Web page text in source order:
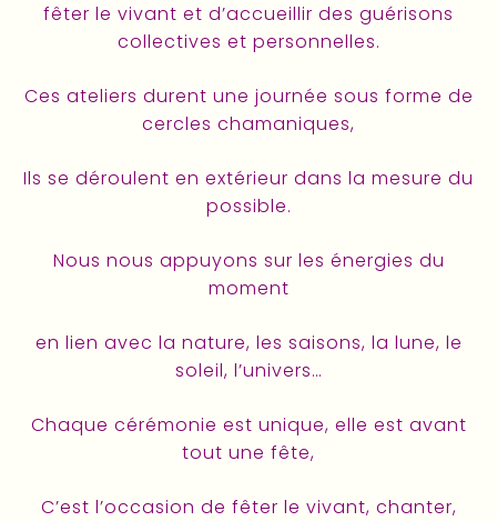
fêter le vivant et d’accueillir des guérisons
collectives et personnelles.
Ces ateliers durent une journée sous forme de
cercles chamaniques,
Ils se déroulent en extérieur dans la mesure du
possible.
Nous nous appuyons sur les énergies du
moment
en lien avec la nature, les saisons, la lune, le
soleil, l’univers…
Chaque cérémonie est unique, elle est avant
tout une fête,
C’est l’occasion de fêter le vivant, chanter,